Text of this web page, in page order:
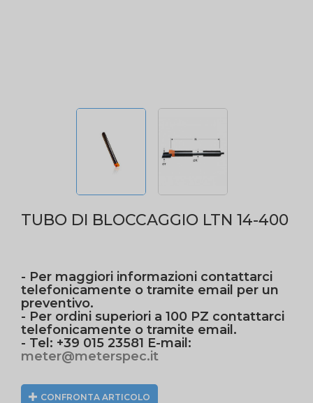
TUBO DI BLOCCAGGIO LTN 14-400
- Per maggiori informazioni contattarci
telefonicamente o tramite email per un
preventivo.
- Per ordini superiori a 100 PZ contattarci
telefonicamente o tramite email.
- Tel: +39 015 23581 E-mail:
meter@meterspec.it
CONFRONTA ARTICOLO